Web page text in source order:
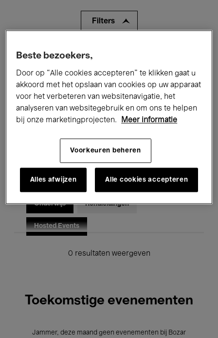
Filters
Alle evenementen
Tentoonstellingen Films
Performances Lezingen & Debatten
Jazz Klassieke Muziek Global Music
Voor iedereen Kids’ Palace
Onderwijs Rondleidingen
Hosted Events
0 resultaten weergeven
Toekomstige evenementen
Jammer, deze maand geen evenementen bij Bozar
Beste bezoekers,
Door op “Alle cookies accepteren” te klikken gaat u
akkoord met het opslaan van cookies op uw apparaat
voor het verbeteren van websitenavigatie, het
analyseren van websitegebruik en om ons te helpen
bij onze marketingprojecten.
Meer informatie
Voorkeuren beheren
Alles afwijzen Alle cookies accepteren